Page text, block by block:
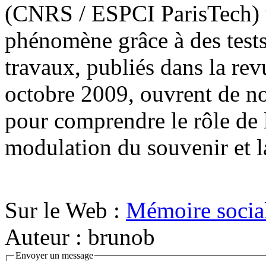
(CNRS / ESPCI
phénomène grâce à des
travaux, publiés dans la
octobre 2009, ouvrent de
pour comprendre le rôle
modulation du souvenir et
Sur le Web : Mémoire
Auteur : brunob
Envoyer un message